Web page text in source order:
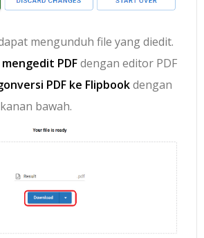
mengunduh file yang diedit.
mengedit PDFdengan editor PDF
PDF ke Flipbookdengan
bawah.